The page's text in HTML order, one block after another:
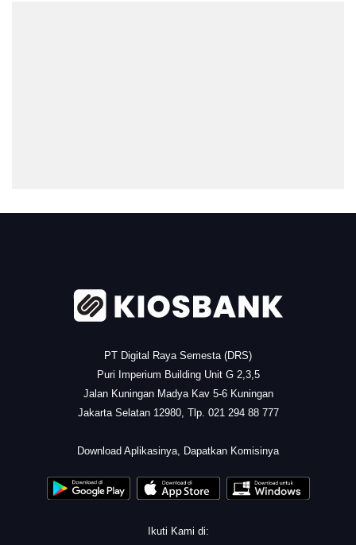
PT Digital Raya Semesta (DRS)
Puri Imperium Building Unit G 2,3,5
Jalan Kuningan Madya Kav 5-6 Kuningan
Jakarta Selatan 12980, Tlp. 021 294 88 777
Download Aplikasinya, Dapatkan Komisinya
Ikuti Kami di: